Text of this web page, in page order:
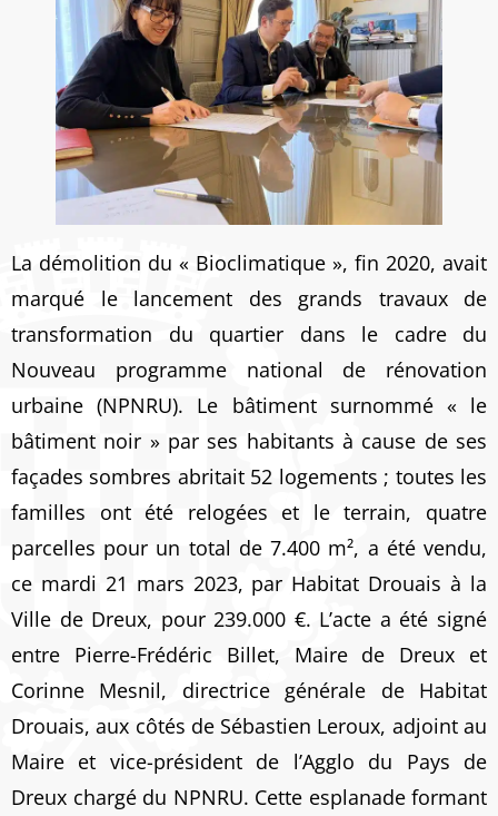
La démolition du « Bioclimatique », fin 2020, avait
marqué le lancement des grands travaux de
transformation du quartier dans le cadre du
Nouveau programme national de rénovation
urbaine (NPNRU). Le bâtiment surnommé « le
bâtiment noir » par ses habitants à cause de ses
façades sombres abritait 52 logements ; toutes les
familles ont été relogées et le terrain, quatre
parcelles pour un total de 7.400 m², a été vendu,
ce mardi 21 mars 2023, par Habitat Drouais à la
Ville de Dreux, pour 239.000 €. L’acte a été signé
entre Pierre-Frédéric Billet, Maire de Dreux et
Corinne Mesnil, directrice générale de Habitat
Drouais, aux côtés de Sébastien Leroux, adjoint au
Maire et vice-président de l’Agglo du Pays de
Dreux chargé du NPNRU. Cette esplanade formant